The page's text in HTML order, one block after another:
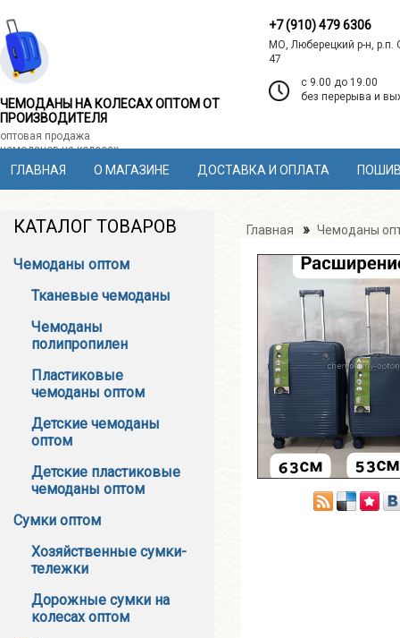
ЧЕМОДАНЫ НА КОЛЕСАХ ОПТОМ ОТ
ПРОИЗВОДИТЕЛЯ
оптовая продажа
чемоданов на колесах
+7 (910) 479 6306
МО, Люберецкий р-н, р.п.
47
c 9.00 до 19.00
без перерыва и
ГЛАВНАЯ О МАГАЗИНЕ ДОСТАВКА И ОПЛАТА
КАТАЛОГ ТОВАРОВ
Чемоданы оптом
Тканевые чемоданы
Чемоданы
полипропилен
Пластиковые
чемоданы оптом
Детские чемоданы
оптом
Детские пластиковые
чемоданы оптом
Сумки оптом
Хозяйственные сумки-
тележки
Дорожные сумки на
колесах оптом
Главная » Чемоданы